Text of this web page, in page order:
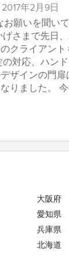
2017年2月9日
お願いを聞い
げさまで先日
クライアン
の対応、ハン
ザインの門
りました。
大阪府
愛知県
兵庫県
北海道